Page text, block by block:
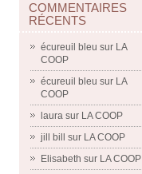
COMMENTAIRES
RÉCENTS
écureuil bleu sur LA
COOP
écureuil bleu sur LA
COOP
laura sur LA COOP
jill bill
sur LA COOP
Elisabeth sur LA COOP